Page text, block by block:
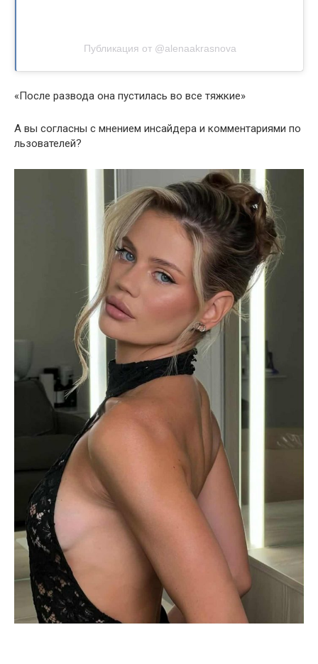
Публикация от @alenaakrasnova
«После развода она пустилась во все тяжкие»
А вы согласны с мнением инсайдера и комментариями по
льзователей?